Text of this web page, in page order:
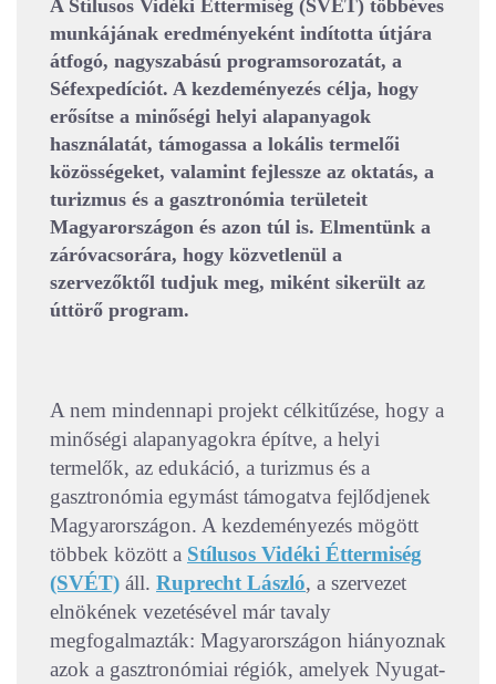
A Stílusos Vidéki Éttermiség (SVÉT) többéves
munkájának eredményeként indította útjára
átfogó, nagyszabású programsorozatát, a
Séfexpedíciót. A kezdeményezés célja, hogy
erősítse a minőségi helyi alapanyagok
használatát, támogassa a lokális termelői
közösségeket, valamint fejlessze az oktatás, a
turizmus és a gasztronómia területeit
Magyarországon és azon túl is. Elmentünk a
záróvacsorára, hogy közvetlenül a
szervezőktől tudjuk meg, miként sikerült az
úttörő program.
A nem mindennapi projekt célkitűzése, hogy a
minőségi alapanyagokra építve, a helyi
termelők, az edukáció, a turizmus és a
gasztronómia egymást támogatva fejlődjenek
Magyarországon. A kezdeményezés mögött
többek között a Stílusos Vidéki Éttermiség
(SVÉT) áll. Ruprecht László, a szervezet
elnökének vezetésével már tavaly
megfogalmazták: Magyarországon hiányoznak
azok a gasztronómiai régiók, amelyek Nyugat-